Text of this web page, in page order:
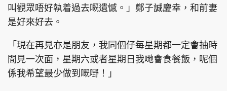
叫觀眾唔好執着過去嘅遺憾。」鄭子誠慶幸，和前妻
是好來好去。
「現在再見亦是朋友，我同個仔每星期都一定會抽時
間見一次面，星期六或者星期日我哋會食餐飯，呢個
係我希望最少做到嘅嘢！」